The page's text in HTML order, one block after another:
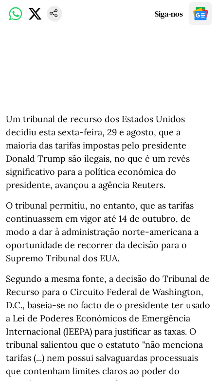
Siga-nos
Um tribunal de recurso dos Estados Unidos
decidiu esta sexta-feira, 29 e agosto, que a
maioria das tarifas impostas pelo presidente
Donald Trump são ilegais, no que é um revés
significativo para a política económica do
presidente, avançou a agência Reuters.
O tribunal permitiu, no entanto, que as tarifas
continuassem em vigor até 14 de outubro, de
modo a dar à administração norte-americana a
oportunidade de recorrer da decisão para o
Supremo Tribunal dos EUA.
Segundo a mesma fonte, a decisão do Tribunal de
Recurso para o Circuito Federal de Washington,
D.C., baseia-se no facto de o presidente ter usado
a Lei de Poderes Económicos de Emergência
Internacional (IEEPA) para justificar as taxas. O
tribunal salientou que o estatuto "não menciona
tarifas (...) nem possui salvaguardas processuais
que contenham limites claros ao poder do